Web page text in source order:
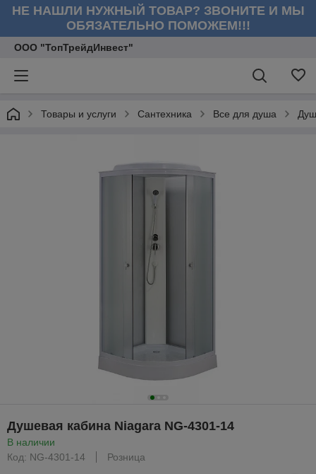
НЕ НАШЛИ НУЖНЫЙ ТОВАР? ЗВОНИТЕ И МЫ
ОБЯЗАТЕЛЬНО ПОМОЖЕМ!!!
ООО "ТопТрейдИнвест"
Товары и услуги Сантехника Все для душа
Душевая кабина Niagara NG-4301-14
В наличии
Код: NG-4301-14
Розница